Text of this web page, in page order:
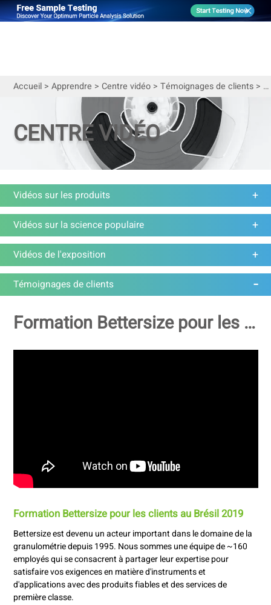
Accueil> Apprendre > Centre vidéo> Témoignages de clients>
CENTRE VIDÉO
Vidéos sur les produits
Vidéos sur la science populaire
Vidéos de l'exposition
Témoignages de clients
Formation Bettersize pour les clients au Brésil 2019
Formation Bettersize pour les clients au Brésil 2019
Bettersize est devenu un acteur important dans le domaine de la
granulométrie depuis 1995. Nous sommes une équipe de ~160
employés qui se consacrent à partager leur expertise pour
satisfaire vos exigences en matière d'instruments et
d'applications avec des produits fiables et des services de
première classe.